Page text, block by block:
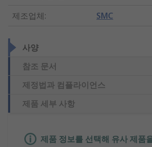
제조업체: SMC
사양
참조 문서
제정법과 컴플라이언스
제품 세부 사항
제품 정보를 선택해 유사 제품